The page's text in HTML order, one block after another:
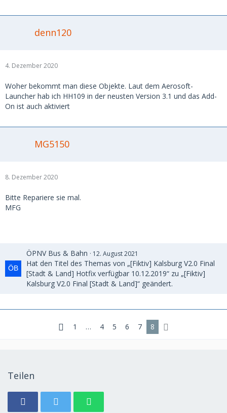
denn120
4. Dezember 2020
Woher bekommt man diese Objekte. Laut dem Aerosoft-
Launcher hab ich HH109 in der neusten Version 3.1 und das Add-
On ist auch aktiviert
MG5150
8. Dezember 2020
Bitte Repariere sie mal.
MFG
ÖPNV Bus & Bahn 12. August 2021
Hat den Titel des Themas von „[Fiktiv] Kalsburg V2.0 Final
[Stadt & Land] Hotfix verfügbar 10.12.2019“ zu „[Fiktiv]
Kalsburg V2.0 Final [Stadt & Land]“ geändert.
1 … 4 5 6 7 8
Teilen